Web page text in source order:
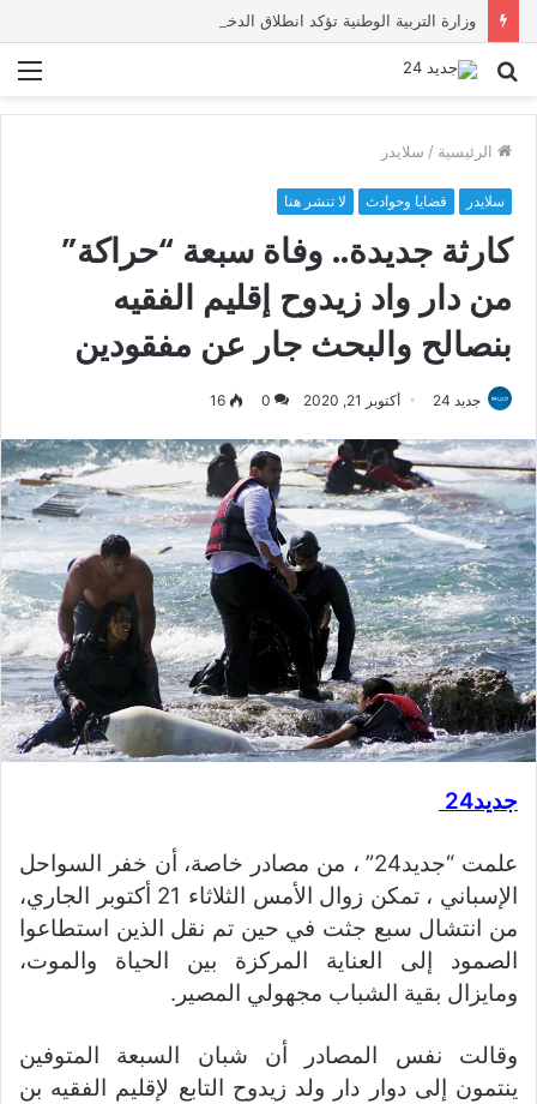
بحث
الرئيسية / سلايدر
سلايدر قضايا وحوادث لا تنشر هنا
كارثة جديدة.. وفاة سبعة “حراكة”
من دار واد زيدوح إقليم الفقيه
بنصالح والبحث جار عن مفقودين
جديد 24 أكتوبر 21, 2020 0
16
جديد24
علمت “جديد24” ، من مصادر خاصة، أن خفر السواحل
الإسباني ، تمكن زوال الأمس الثلاثاء 21 أكتوبر الجاري،
من انتشال سبع جثت في حين تم نقل الذين استطاعوا
الصمود إلى العناية المركزة بين الحياة والموت،
ومايزال بقية الشباب مجهولي المصير.
وقالت نفس المصادر أن شبان السبعة المتوفين
ينتمون إلى دوار دار ولد زيدوح التابع لإقليم الفقيه بن